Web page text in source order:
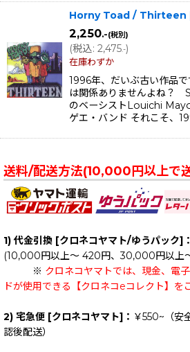
Horny Toad / Thirteen
2,250.-(税別)
(税込: 2,475.-)
在庫わずか
1996年、だいぶ古い作品
は関係ありませんよね？
のベーシストLouichi
ゲエ・バンド それこそ、
送料/配送方法(10,000円以上で
1) 代金引換 [クロネコヤマト/ゆうパック]：
(10,000円以上～ 420円、30,000円以
※ クロネコヤマトでは、現金、電
ドが使用できる【クロネコeコレクト】を
2) 宅急便 [クロネコヤマト]： ￥550~（安
認後配送）